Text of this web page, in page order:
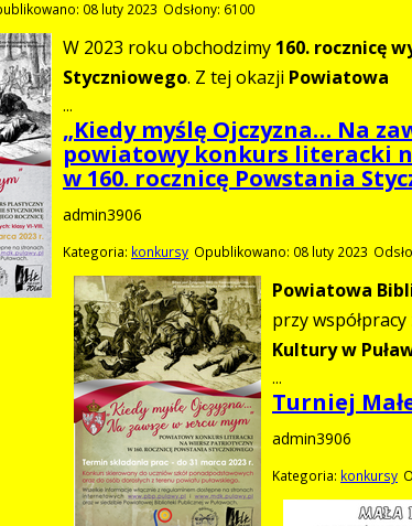
08 luty 2023 Odsłony: 6100
W 2023 roku obchodzimy 160. rocznicę
Styczniowego. Z tej okazji Powiatowa
...
„Kiedy myślę Ojczyzna… Na
powiatowy konkurs literacki
w 160. rocznicę Powstania
admin3906
Kategoria: konkursy Opublikowano: 08 luty 2023
Powiatowa
przy współpracy
Kultury w
...
Turniej
admin3906
Kategoria: konkursy